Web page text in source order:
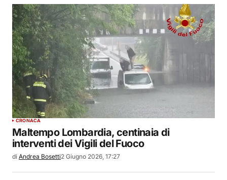
CRONACA
Maltempo Lombardia, centinaia di
interventi dei Vigili del Fuoco
di Andrea Bosetti2 Giugno 2026, 17:27